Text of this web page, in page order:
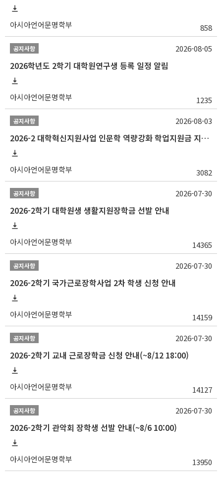
아시아언어문명학부 858
공지사항
2026학년도 2학기 대학원연구생 등록 일정 알림
아시아언어문명학부 1235
2026-08-05
공지사항
2026-2 대학혁신지원사업 인문학 역량강화 학업지원금 지원 선발 안내 (학/석/박사)
아시아언어문명학부 3082
2026-08-03
공지사항
2026-2학기 대학원생 생활지원장학금 선발 안내
아시아언어문명학부 14365
2026-07-30
공지사항
2026-2학기 국가근로장학사업 2차 학생 신청 안내
아시아언어문명학부 14159
2026-07-30
공지사항
2026-2학기 교내 근로장학금 신청 안내(~8/12 18:00)
아시아언어문명학부 14127
2026-07-30
공지사항
2026-2학기 관악회 장학생 선발 안내(~8/6 10:00)
아시아언어문명학부 13950
2026-07-30